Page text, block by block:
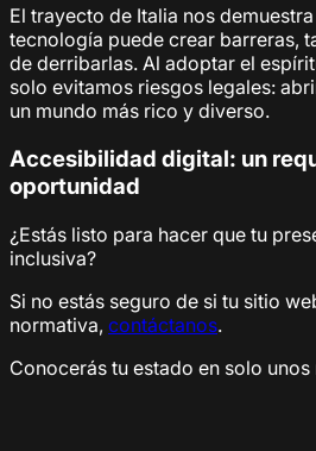
El trayecto de Italia nos
tecnología puede crear barreras,
de derribarlas. Al adoptar el
solo evitamos riesgos legales:
un mundo más rico y diverso.
Accesibilidad digital: un
oportunidad
¿Estás listo para hacer que tu
inclusiva?
Si no estás seguro de si tu sitio
normativa, contáctanos.
Conocerás tu estado en solo unos